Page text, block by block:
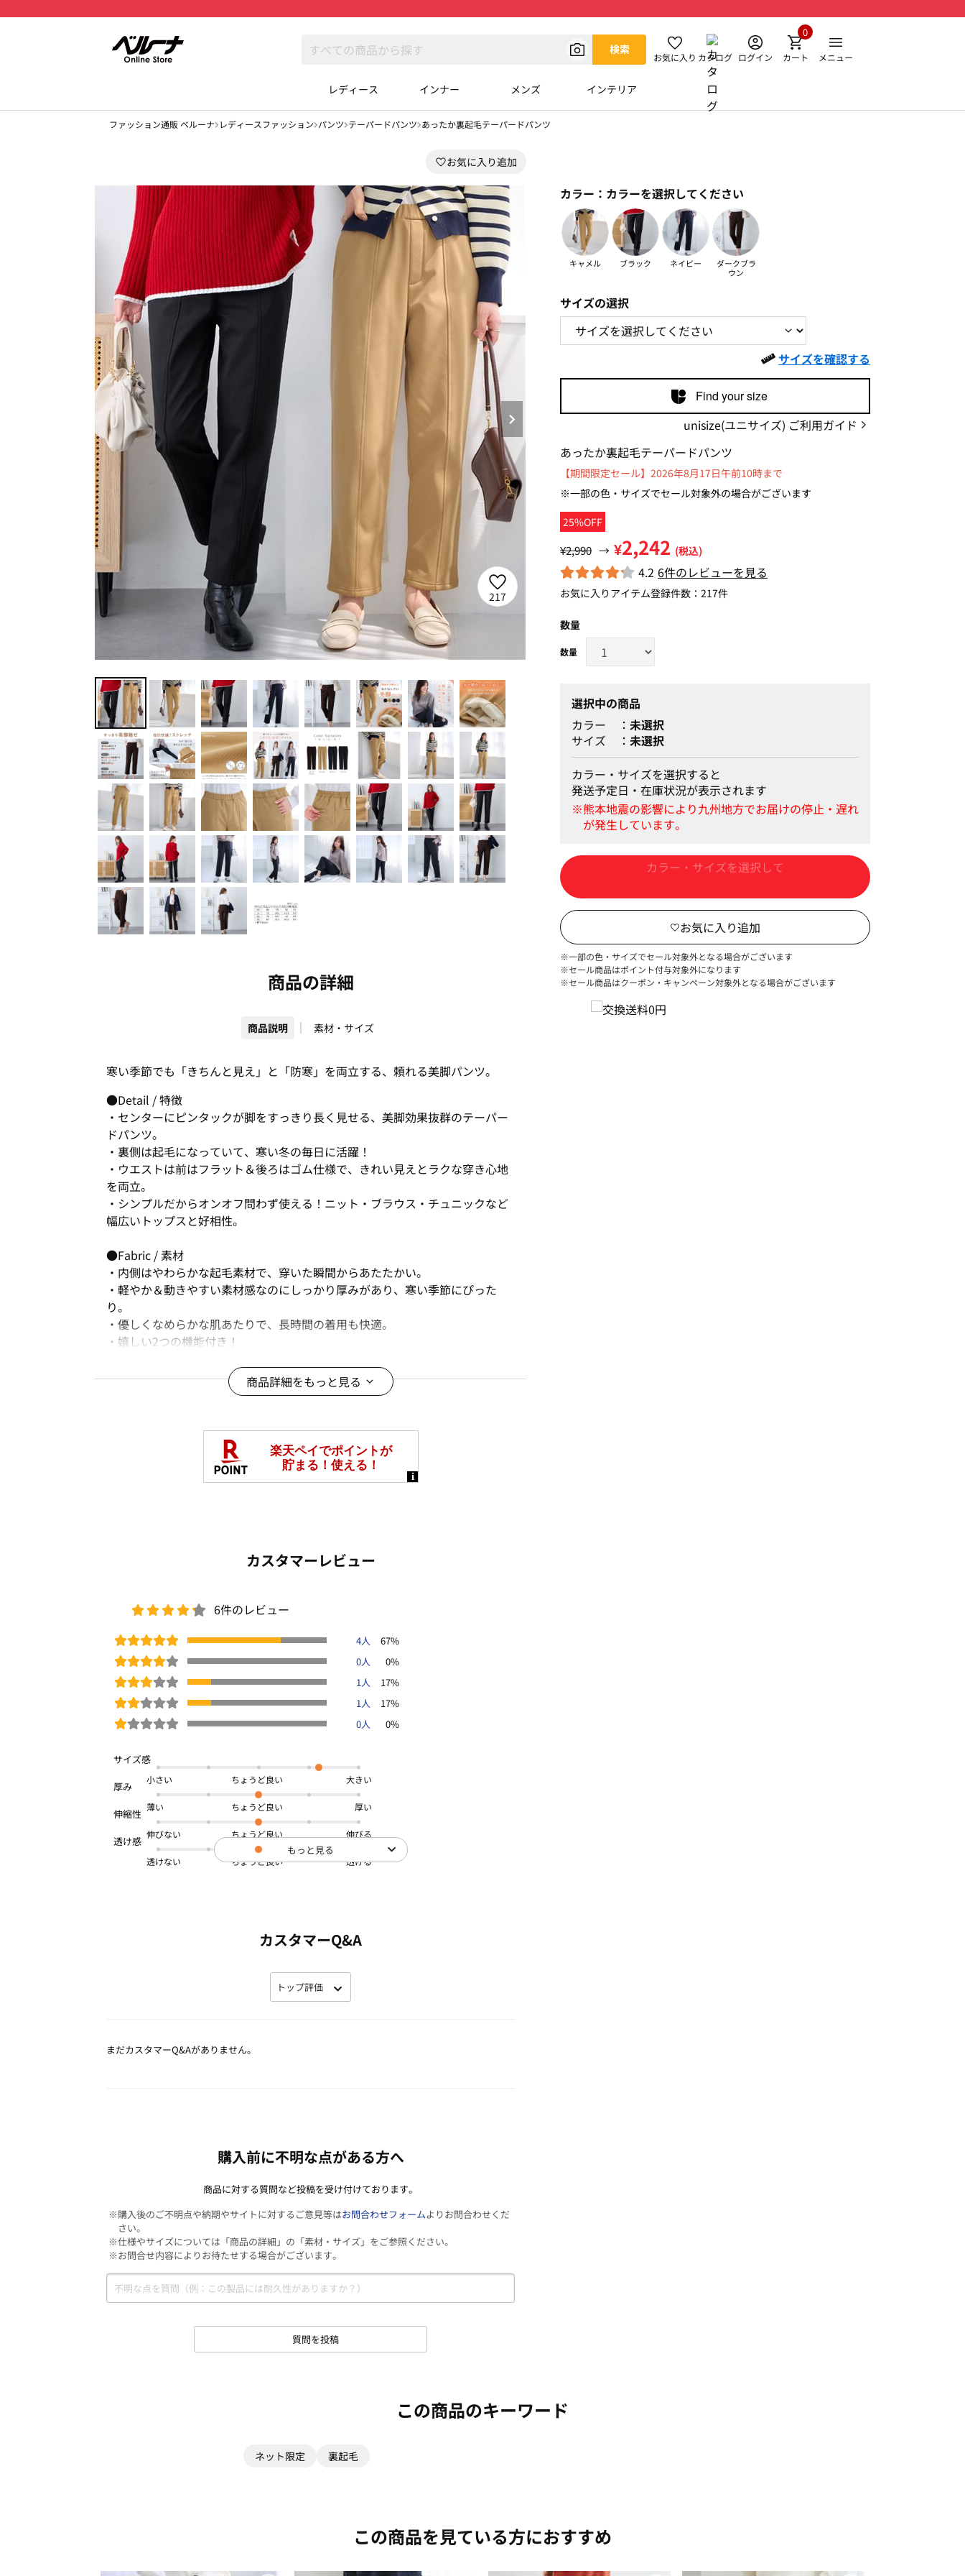
検索
お気に入り カタログ ログイン カート
0
メニュー
レディース インナー メンズ インテリア
ファッション通販 ベルーナ レディースファッション パンツ テーパードパンツ あったか裏起毛テーパードパンツ
217
商品の詳細
商品説明 素材・サイズ
寒い季節でも「きちんと見え」と「防寒」を両立する、頼れる美脚パンツ。
●Detail / 特徴
・センターにピンタックが脚をすっきり長く見せる、美脚効果抜群のテーパー
ドパンツ。
・裏側は起毛になっていて、寒い冬の毎日に活躍！
・ウエストは前はフラット＆後ろはゴム仕様で、きれい見えとラクな穿き心地
を両立。
・シンプルだからオンオフ問わず使える！ニット・ブラウス・チュニックなど
幅広いトップスと好相性。
●Fabric / 素材
・内側はやわらかな起毛素材で、穿いた瞬間からあたたかい。
・軽やか＆動きやすい素材感なのにしっかり厚みがあり、寒い季節にぴった
り。
・優しくなめらかな肌あたりで、長時間の着用も快適。
・嬉しい2つの機能付き！
＜毛玉になりにくい＞毛玉になりにくく、長く着用ができます。
※色味は物画像をご参照ください。
※ご覧のモニター環境により画像の色味と多少異なる場合がございます。
※撮影照明の関係により実際の色味と異なって見える場合がございます。予
商品詳細をもっと見る
カスタマーレビュー
6件のレビュー
4人
67%
0人
0%
1人
17%
1人
17%
0人
0%
小さい 大きい
薄い 厚い
伸びない 伸びる
透けない 透ける
もっと見る
カスタマーQ&A
まだカスタマーQ&Aがありません。
購入前に不明な点がある方へ
商品に対する質問など投稿を受け付けております。
※購入後のご不明点や納期やサイトに対するご意見等はお問合わせフォームよりお問合わせくだ
さい。
※仕様やサイズについては「商品の詳細」の「素材・サイズ」をご参照ください。
※お問合せ内容によりお待たせする場合がございます。
質問を投稿
カラー： カラーを選択してください
キャメル ブラック ネイビー
ダークブラ
ウン
サイズの選択
サイズを確認する
Find your size
unisize(ユニサイズ) ご利用ガイド
あったか裏起毛テーパードパンツ
25%OFF
【期間限定セール】2026年8月17日午前10時まで
※一部の色・サイズでセール対象外の場合がございます
¥2,990 → ¥2,242 (税込)
4.2 6件のレビューを見る
お気に入りアイテム登録件数： 217件
数量
選択中の商品
カラー
未選択
サイズ
未選択
カラー・サイズを選択すると
発送予定日・在庫状況が表示されます
カートに入れる
※一部の色・サイズでセール対象外となる場合がございます
※セール商品はポイント付与対象外になります
※セール商品はクーポン・キャンペーン対象外となる場合がございます
この商品のキーワード
ネット限定 裏起毛
この商品を見ている方におすすめ